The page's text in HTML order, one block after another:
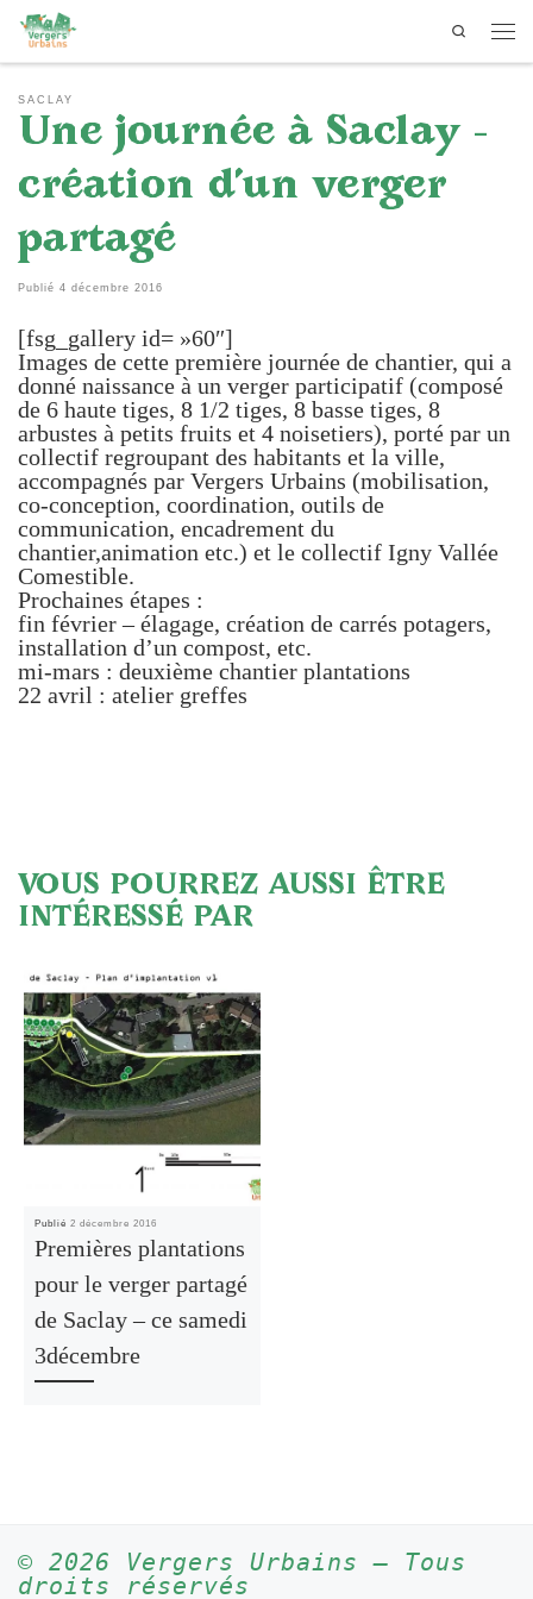
Passer au contenu
Search
SACLAY
Une journée à Saclay –
création d’un verger
partagé
Publié 4 décembre 2016
[fsg_gallery id= »60″]
Images de cette première journée de chantier, qui a
donné naissance à un verger participatif (composé
de 6 haute tiges, 8 1/2 tiges, 8 basse tiges, 8
arbustes à petits fruits et 4 noisetiers), porté par un
collectif regroupant des habitants et la ville,
accompagnés par Vergers Urbains (mobilisation,
co-conception, coordination, outils de
communication, encadrement du
chantier,animation etc.) et le collectif Igny Vallée
Comestible.
Prochaines étapes :
fin février – élagage, création de carrés potagers,
installation d’un compost, etc.
mi-mars : deuxième chantier plantations
22 avril : atelier greffes
VOUS POURREZ AUSSI ÊTRE
INTÉRESSÉ PAR
Publié 2 décembre 2016
Premières plantations
pour le verger partagé
de Saclay – ce samedi
3décembre
© 2026 Vergers Urbains – Tous
droits réservés